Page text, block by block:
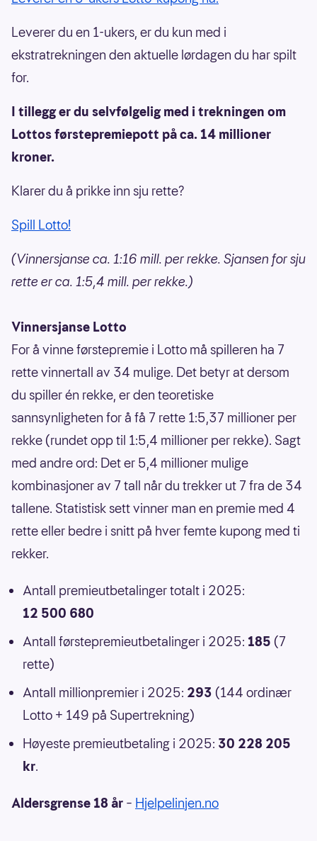
Leverer du en 1-ukers, er du kun med i
ekstratrekningen den aktuelle lørdagen du har spilt
for.
I tillegg er du selvfølgelig med i trekningen om
Lottos førstepremiepott på ca. 14 millioner
kroner.
Klarer du å prikke inn sju rette?
Spill Lotto!
(Vinnersjanse ca. 1:16 mill. per rekke. Sjansen for sju
rette er ca. 1:5,4 mill. per rekke.)
Vinnersjanse Lotto
For å vinne førstepremie i Lotto må spilleren ha 7
rette vinnertall av 34 mulige. Det betyr at dersom
du spiller én rekke, er den teoretiske
sannsynligheten for å få 7 rette 1:5,37 millioner per
rekke (rundet opp til 1:5,4 millioner per rekke). Sagt
med andre ord: Det er 5,4 millioner mulige
kombinasjoner av 7 tall når du trekker ut 7 fra de 34
tallene. Statistisk sett vinner man en premie med 4
rette eller bedre i snitt på hver femte kupong med ti
rekker.
Antall premieutbetalinger totalt i 2025:
12 500 680
Antall førstepremieutbetalinger i 2025: 185 (7
rette)
Antall millionpremier i 2025: 293 (144 ordinær
Lotto + 149 på Supertrekning)
Høyeste premieutbetaling i 2025: 30 228 205
kr.
Aldersgrense 18 år – Hjelpelinjen.no